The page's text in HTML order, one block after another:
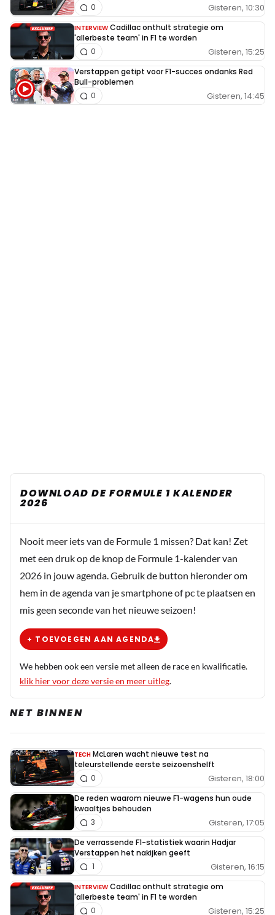
Gisteren, 10:30
0
INTERVIEW Cadillac onthult strategie om
'allerbeste team' in F1 te worden
Gisteren, 15:25
0
Verstappen getipt voor F1-succes ondanks Red
Bull-problemen
Gisteren, 14:45
0
DOWNLOAD DE FORMULE 1 KALENDER
2026
Nooit meer iets van de Formule 1 missen? Dat kan! Zet
met een druk op de knop de Formule 1-kalender van
2026 in jouw agenda. Gebruik de button hieronder om
hem in de agenda van je smartphone of pc te plaatsen en
mis geen seconde van het nieuwe seizoen!
+ TOEVOEGEN AAN AGENDA
We hebben ook een versie met alleen de race en kwalificatie.
klik hier voor deze versie en meer uitleg.
NET BINNEN
TECH McLaren wacht nieuwe test na
teleurstellende eerste seizoenshelft
Gisteren, 18:00
0
De reden waarom nieuwe F1-wagens hun oude
kwaaltjes behouden
Gisteren, 17:05
3
De verrassende F1-statistiek waarin Hadjar
Verstappen het nakijken geeft
Gisteren, 16:15
1
INTERVIEW Cadillac onthult strategie om
'allerbeste team' in F1 te worden
Gisteren, 15:25
0